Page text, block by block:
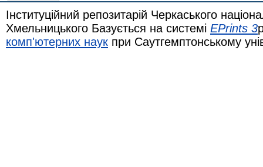
Інституційний репозитарій Черкаського
Хмельницького Базується на системі EPrints 3
комп'ютерних наук при Саутгемптонському